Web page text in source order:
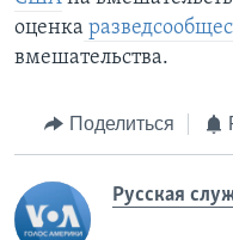
оценка
вмешательства.
Поделиться
Русская